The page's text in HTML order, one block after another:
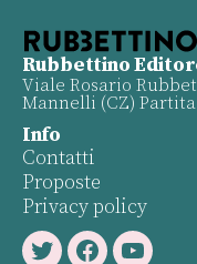
Rubbettino
Viale Rosario
Mannelli (CZ) Partita
Info
Contatti
Proposte
Privacy policy